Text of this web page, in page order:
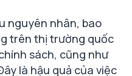
nguyên nhân, bao
trên thị trường quốc
sách, cũng như
là hậu quả của việc